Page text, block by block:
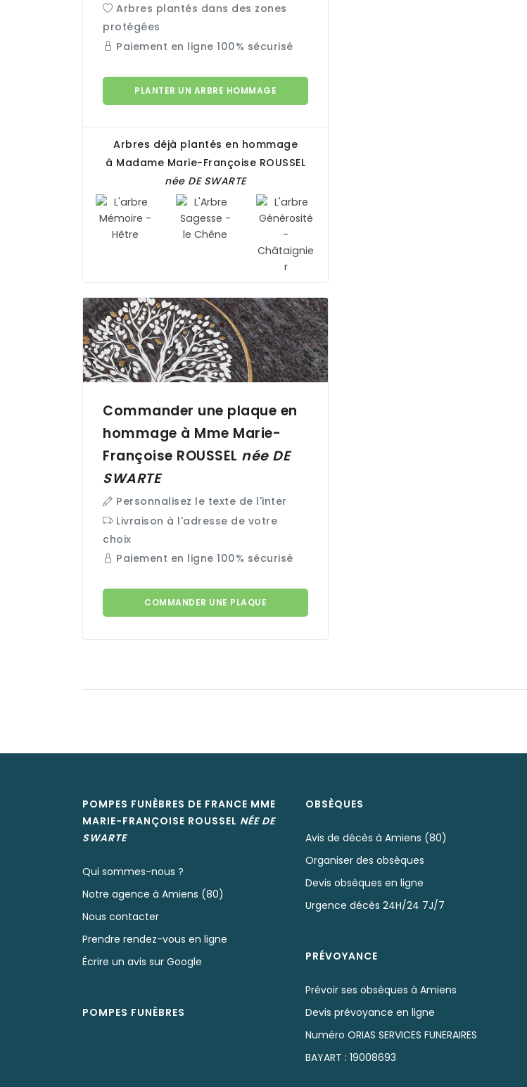
Arbres plantés dans des zones
protégées
Paiement en ligne 100% sécurisé
PLANTER UN ARBRE HOMMAGE
Arbres déjà plantés en hommage
à Madame Marie-Françoise ROUSSEL
née DE SWARTE
Commander une plaque en
hommage à Mme Marie-
Françoise ROUSSEL née DE
SWARTE
Personnalisez le texte de l'inter
Livraison à l'adresse de votre
choix
Paiement en ligne 100% sécurisé
COMMANDER UNE PLAQUE
POMPES FUNÈBRES DE FRANCE MME
MARIE-FRANÇOISE ROUSSEL NÉE DE
SWARTE
Qui sommes-nous ?
Notre agence à Amiens (80)
Nous contacter
Prendre rendez-vous en ligne
Écrire un avis sur Google
POMPES FUNÈBRES
OBSÈQUES
Avis de décès à Amiens (80)
Organiser des obsèques
Devis obsèques en ligne
Urgence décès 24H/24 7J/7
PRÉVOYANCE
Prévoir ses obsèques à Amiens
Devis prévoyance en ligne
Numéro ORIAS SERVICES FUNERAIRES
BAYART : 19008693